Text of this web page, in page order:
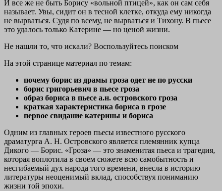
И все же не быть Борису «вольной птицей», как он сам себя
называет. Увы, сидит он в тесной клетке, откуда ему никогда
не вырваться. Судя по всему, не вырваться и Тихону. В пьесе
это удалось только Катерине — но ценой жизни.
Не нашли то, что искали? Воспользуйтесь поиском
На этой странице материал по темам:
почему борис из драмы гроза одет не по русски
борис григорьевич в пьесе гроза
образ бориса в пьесе а.н. островского гроза
краткая характеристика бориса в грозе
первое свидание катерины и бориса
Одним из главных героев пьесы известного русского
драматурга А. Н. Островского является племянник купца
Дикого — Борис. «Гроза» — это знаменитая пьеса и трагедия,
которая воплотила в своем сюжете всю самобытность и
несгибаемый дух народа того времени, внесла в историю
литературы неоценимый вклад, способствуя пониманию
жизни той эпохи.